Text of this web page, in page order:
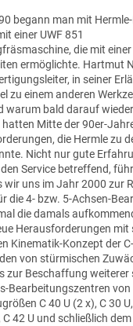
begann man mit
einer UWF 851
die mit
ermöglichte. Hartmut
in seiner
zu einem anderen
warum bald darauf
hatten Mitte der 90er-
die Hermle zu
Nicht nur gute
Service betreffend,
wir uns im Jahr 2000 zur
die 4- bzw. 5-Achsen-
die damals
Herausforderungen mit
Kinematik-Konzept der
von stürmischen
zur Beschaffung weiterer
Bearbeitungszentren von
C 40 U (2 x), C 30
42 U und schließlich